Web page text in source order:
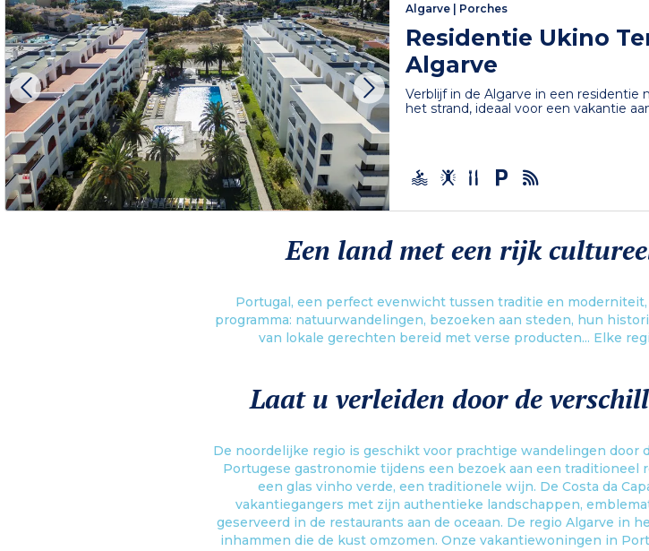
Algarve | Porches
Residentie Ukino
Algarve
Verblijf in de Algarve in een residentie
het strand, ideaal voor een vakantie
Een land met een rijk
Portugal, een perfect evenwicht tussen traditie en
programma: natuurwandelingen, bezoeken aan steden, hun
van lokale gerechten bereid met verse producten... Elke
Laat u verleiden door de
De noordelijke regio is geschikt voor prachtige wandelingen
Portugese gastronomie tijdens een bezoek aan een
een glas vinho verde, een traditionele wijn. De Costa da
vakantiegangers met zijn authentieke landschappen,
geserveerd in de restaurants aan de oceaan. De regio Algarve in
inhammen die de kust omzomen. Onze vakantiewoningen in